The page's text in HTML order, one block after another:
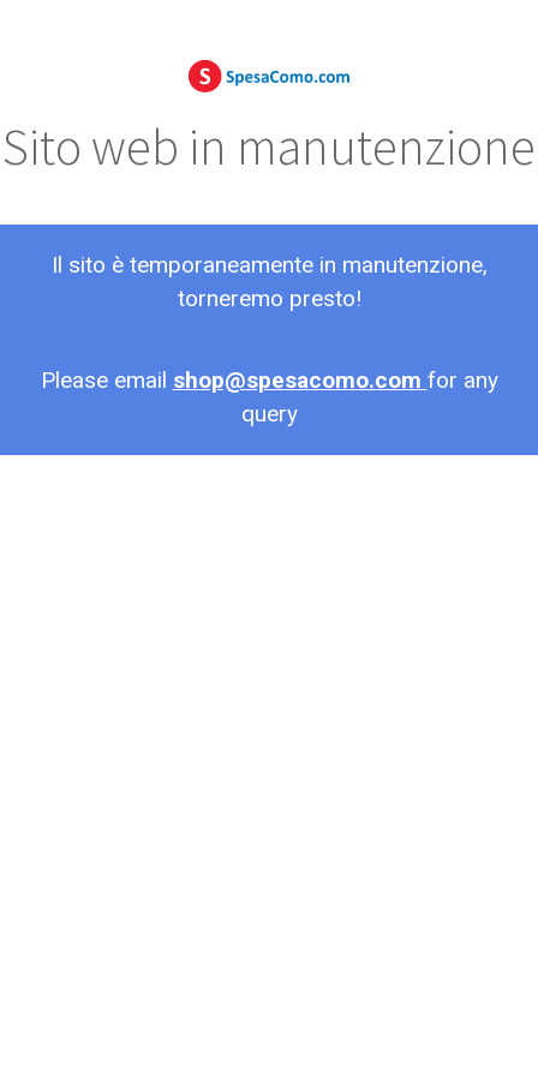
Sito web in manutenzione
Il sito è temporaneamente in manutenzione,
torneremo presto!
Please email shop@spesacomo.com for any
query